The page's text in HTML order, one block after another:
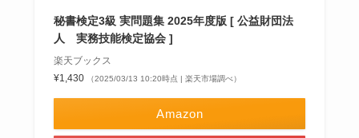
秘書検定3級 実問題集 2025年度版 [ 公益財団法
人 実務技能検定協会 ]
楽天ブックス
¥1,430
（2025/03/13 10:20時点 | 楽天市場調べ）
Amazon